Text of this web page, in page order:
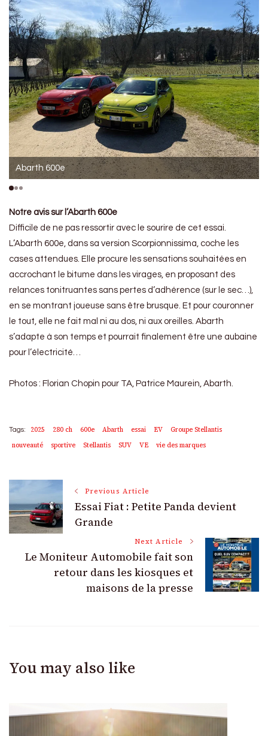
Abarth 600e
Notre avis sur l’Abarth 600e
Difficile de ne pas ressortir avec le sourire de cet essai.
L’Abarth 600e, dans sa version Scorpionnissima, coche les
cases attendues. Elle procure les sensations souhaitées en
accrochant le bitume dans les virages, en proposant des
relances tonitruantes sans pertes d’adhérence (sur le sec…),
en se montrant joueuse sans être brusque. Et pour couronner
le tout, elle ne fait mal ni au dos, ni aux oreilles. Abarth
s’adapte à son temps et pourrait finalement être une aubaine
pour l’électricité…
Photos : Florian Chopin pour TA, Patrice Maurein, Abarth.
Tags: 2025 280 ch 600e Abarth essai EV
Groupe Stellantis
nouveauté
sportive Stellantis SUV VE vie des marques
Post
Navigation
Previous Article
Essai Fiat : Petite Panda devient
Grande
Next Article
Le Moniteur Automobile fait son
retour dans les kiosques et
maisons de la presse
You may also like